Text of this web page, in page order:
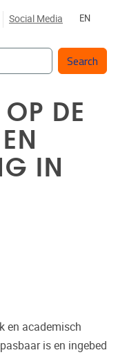
Social Media EN
DE
IN
en academisch
is en ingebed